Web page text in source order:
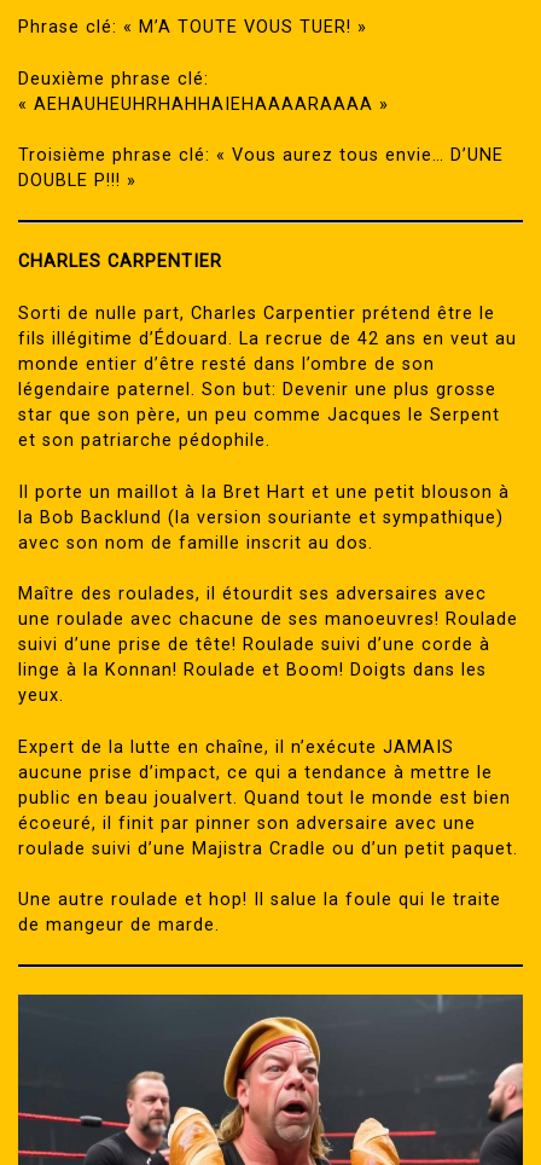
Phrase clé: « M’A TOUTE VOUS TUER! »
Deuxième phrase clé:
« AEHAUHEUHRHAHHAIEHAAAARAAAA »
Troisième phrase clé: « Vous aurez tous envie… D’UNE
DOUBLE P!!! »
CHARLES CARPENTIER
Sorti de nulle part, Charles Carpentier prétend être le
fils illégitime d’Édouard. La recrue de 42 ans en veut au
monde entier d’être resté dans l’ombre de son
légendaire paternel. Son but: Devenir une plus grosse
star que son père, un peu comme Jacques le Serpent
et son patriarche pédophile.
Il porte un maillot à la Bret Hart et une petit blouson à
la Bob Backlund (la version souriante et sympathique)
avec son nom de famille inscrit au dos.
Maître des roulades, il étourdit ses adversaires avec
une roulade avec chacune de ses manoeuvres! Roulade
suivi d’une prise de tête! Roulade suivi d’une corde à
linge à la Konnan! Roulade et Boom! Doigts dans les
yeux.
Expert de la lutte en chaîne, il n’exécute JAMAIS
aucune prise d’impact, ce qui a tendance à mettre le
public en beau joualvert. Quand tout le monde est bien
écoeuré, il finit par pinner son adversaire avec une
roulade suivi d’une Majistra Cradle ou d’un petit paquet.
Une autre roulade et hop! Il salue la foule qui le traite
de mangeur de marde.